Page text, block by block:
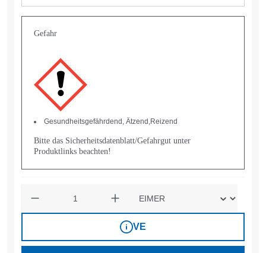
Gefahr
Gesundheitsgefährdend, Ätzend,Reizend
Bitte das Sicherheitsdatenblatt/Gefahrgut unter
Produktlinks beachten!
VE